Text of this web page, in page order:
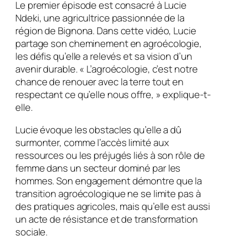
Le premier épisode est consacré à Lucie
Ndeki, une agricultrice passionnée de la
région de Bignona. Dans cette vidéo, Lucie
partage son cheminement en agroécologie,
les défis qu’elle a relevés et sa vision d’un
avenir durable. « L’agroécologie, c’est notre
chance de renouer avec la terre tout en
respectant ce qu’elle nous offre, » explique-t-
elle.
Lucie évoque les obstacles qu’elle a dû
surmonter, comme l’accès limité aux
ressources ou les préjugés liés à son rôle de
femme dans un secteur dominé par les
hommes. Son engagement démontre que la
transition agroécologique ne se limite pas à
des pratiques agricoles, mais qu’elle est aussi
un acte de résistance et de transformation
sociale.